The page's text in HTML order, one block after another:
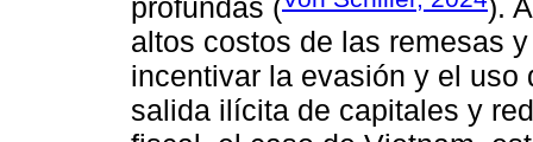
profundas (
).
altos costos de las remesas
incentivar la evasión y el
salida ilícita de capitales y